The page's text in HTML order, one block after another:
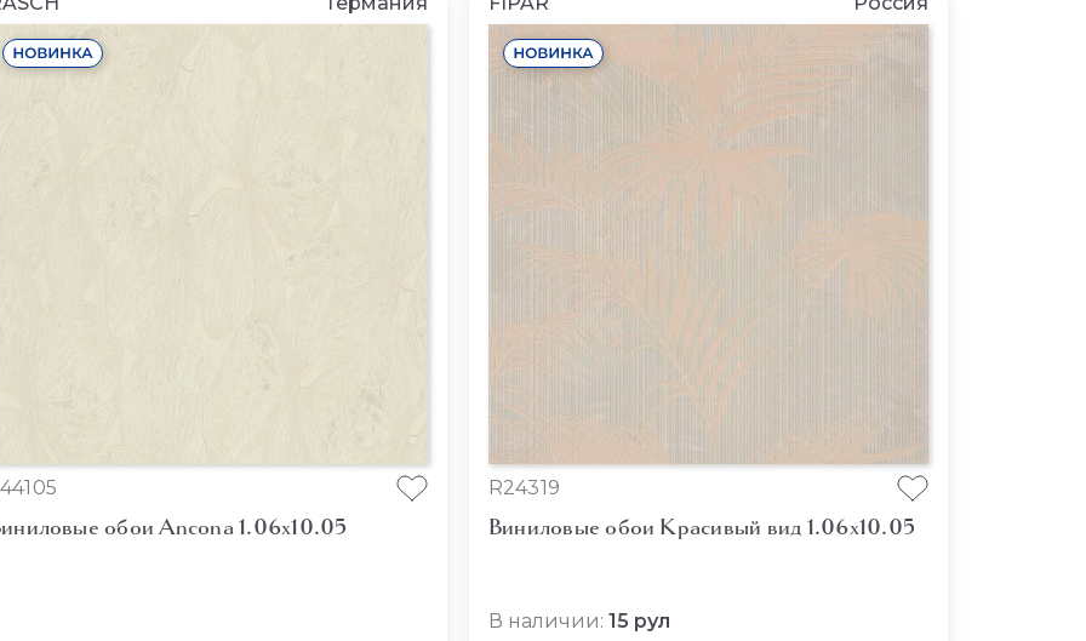
обои Ancona 1.06x10.05
R24319
Виниловые обои Красивый вид 1.06x10.05
В наличии: 15 рул